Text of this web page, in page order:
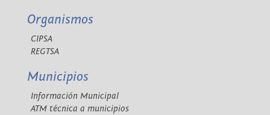
Organismos
CIPSA
REGTSA
Municipios
Información Municipal
ATM técnica a municipios